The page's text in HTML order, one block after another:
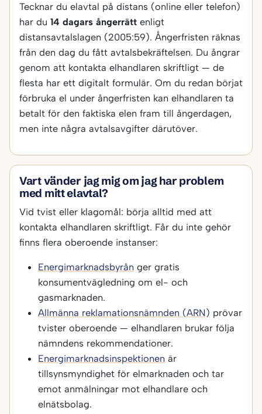
Tecknar du elavtal på distans (online eller telefon)
har du 14 dagars ångerrätt enligt
distansavtalslagen (2005:59). Ångerfristen räknas
från den dag du fått avtalsbekräftelsen. Du ångrar
genom att kontakta elhandlaren skriftligt — de
flesta har ett digitalt formulär. Om du redan börjat
förbruka el under ångerfristen kan elhandlaren ta
betalt för den faktiska elen fram till ångerdagen,
men inte några avtalsavgifter därutöver.
Vart vänder jag mig om jag har problem
med mitt elavtal?
Vid tvist eller klagomål: börja alltid med att
kontakta elhandlaren skriftligt. Får du inte gehör
finns flera oberoende instanser:
Energimarknadsbyrån ger gratis
konsumentvägledning om el- och
gasmarknaden.
Allmänna reklamationsnämnden (ARN) prövar
tvister oberoende — elhandlaren brukar följa
nämndens rekommendationer.
Energimarknadsinspektionen är
tillsynsmyndighet för elmarknaden och tar
emot anmälningar mot elhandlare och
elnätsbolag.